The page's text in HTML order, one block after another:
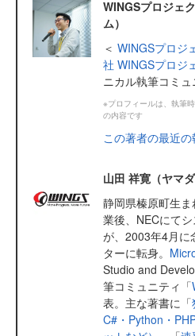
WINGSプロジェ
ム）
＜ WINGSプロジ
社 WINGSプロジ
ニカル執筆コミ
※プロフィールは、執筆
の内容です
この著者の最近
山田 祥寛（ヤマ
静岡県榛原町生
業後、NECにて
が、2003年4月に
ターに転身。
Studio and
筆コミュニティ「
表。主な著書に「
C#・Python・